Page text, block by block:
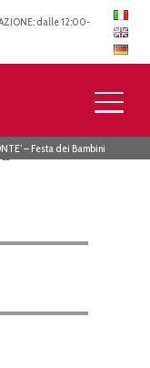
dalle 12:00-
– Festa dei Bambini
rimanere
novità